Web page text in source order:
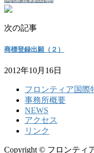
次の記事
商標登録出願（２）
2012年10月16日
フロンティア国際
事務所概要
NEWS
アクセス
リンク
Copyright © フロンティ